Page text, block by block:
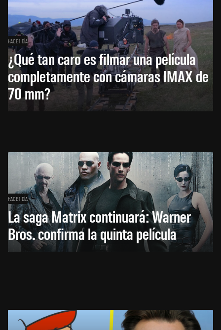
HACE 1 DÍA
¿Qué tan caro es filmar una película
completamente con cámaras IMAX de
70 mm?
HACE 1 DÍA
La saga Matrix continuará: Warner
Bros. confirma la quinta película